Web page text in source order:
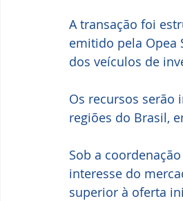
A transação foi
emitido pela Opea
dos veículos de
Os recursos serão
regiões do Brasil,
Sob a
interesse do
superior à oferta